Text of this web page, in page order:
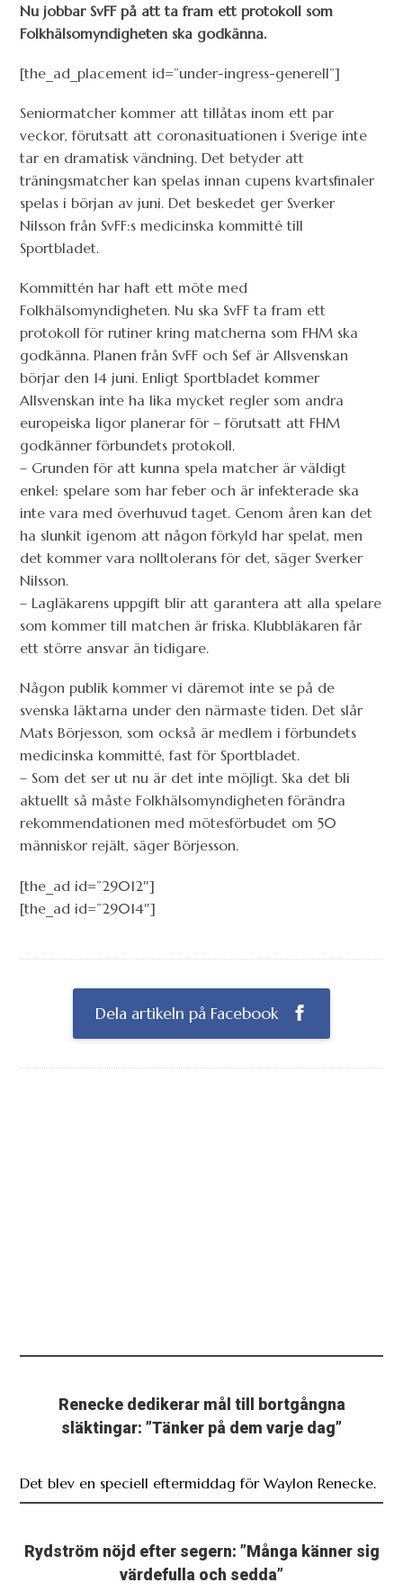
Nu jobbar SvFF på att ta fram ett protokoll som
Folkhälsomyndigheten ska godkänna.
[the_ad_placement id=”under-ingress-generell”]
Seniormatcher kommer att tillåtas inom ett par
veckor, förutsatt att coronasituationen i Sverige inte
tar en dramatisk vändning. Det betyder att
träningsmatcher kan spelas innan cupens kvartsfinaler
spelas i början av juni. Det beskedet ger Sverker
Nilsson från SvFF:s medicinska kommitté till
Sportbladet.
Kommittén har haft ett möte med
Folkhälsomyndigheten. Nu ska SvFF ta fram ett
protokoll för rutiner kring matcherna som FHM ska
godkänna. Planen från SvFF och Sef är Allsvenskan
börjar den 14 juni. Enligt Sportbladet kommer
Allsvenskan inte ha lika mycket regler som andra
europeiska ligor planerar för – förutsatt att FHM
godkänner förbundets protokoll.
– Grunden för att kunna spela matcher är väldigt
enkel: spelare som har feber och är infekterade ska
inte vara med överhuvud taget. Genom åren kan det
ha slunkit igenom att någon förkyld har spelat, men
det kommer vara nolltolerans för det, säger Sverker
Nilsson.
– Lagläkarens uppgift blir att garantera att alla spelare
som kommer till matchen är friska. Klubbläkaren får
ett större ansvar än tidigare.
Någon publik kommer vi däremot inte se på de
svenska läktarna under den närmaste tiden. Det slår
Mats Börjesson, som också är medlem i förbundets
medicinska kommitté, fast för Sportbladet.
– Som det ser ut nu är det inte möjligt. Ska det bli
aktuellt så måste Folkhälsomyndigheten förändra
rekommendationen med mötesförbudet om 50
människor rejält, säger Börjesson.
[the_ad id=”29012″]
[the_ad id=”29014″]
Dela artikeln på Facebook
Renecke dedikerar mål till bortgångna
släktingar: ”Tänker på dem varje dag”
Det blev en speciell eftermiddag för Waylon Renecke.
Rydström nöjd efter segern: ”Många känner sig
värdefulla och sedda”